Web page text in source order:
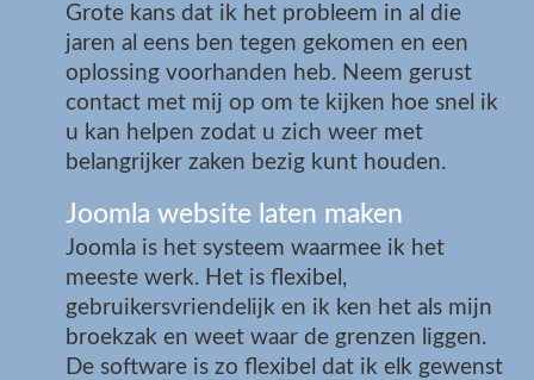
Grote kans dat ik het probleem in al die
jaren al eens ben tegen gekomen en een
oplossing voorhanden heb. Neem gerust
contact met mij op om te kijken hoe snel ik
u kan helpen zodat u zich weer met
belangrijker zaken bezig kunt houden.
Joomla website laten maken
Joomla is het systeem waarmee ik het
meeste werk. Het is flexibel,
gebruikersvriendelijk en ik ken het als mijn
broekzak en weet waar de grenzen liggen.
De software is zo flexibel dat ik elk gewenst